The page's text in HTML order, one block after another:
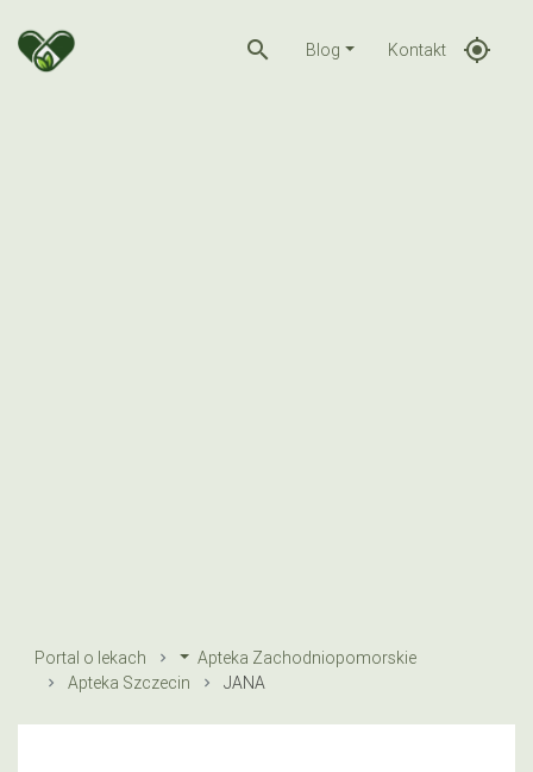
search Blog Kontakt gps_fixed
Portal o lekach
Apteka Zachodniopomorskie
Apteka Szczecin
JANA